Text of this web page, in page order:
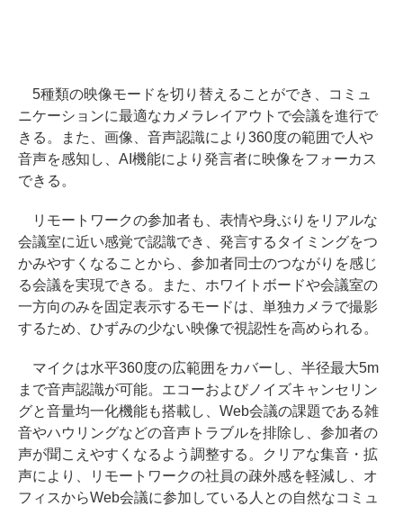
5種類の映像モードを切り替えることができ、コミュ
ニケーションに最適なカメラレイアウトで会議を進行で
きる。また、画像、音声認識により360度の範囲で人や
音声を感知し、AI機能により発言者に映像をフォーカス
できる。
リモートワークの参加者も、表情や身ぶりをリアルな
会議室に近い感覚で認識でき、発言するタイミングをつ
かみやすくなることから、参加者同士のつながりを感じ
る会議を実現できる。また、ホワイトボードや会議室の
一方向のみを固定表示するモードは、単独カメラで撮影
するため、ひずみの少ない映像で視認性を高められる。
マイクは水平360度の広範囲をカバーし、半径最大5m
まで音声認識が可能。エコーおよびノイズキャンセリン
グと音量均一化機能も搭載し、Web会議の課題である雑
音やハウリングなどの音声トラブルを排除し、参加者の
声が聞こえやすくなるよう調整する。クリアな集音・拡
声により、リモートワークの社員の疎外感を軽減し、オ
フィスからWeb会議に参加している人との自然なコミュ